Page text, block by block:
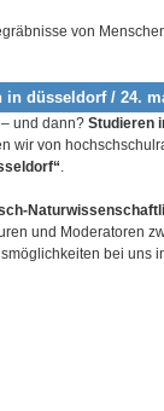
von
düsseldorf / 24.
und dann? Studieren
wir von
.
und Moderatoren
bei uns